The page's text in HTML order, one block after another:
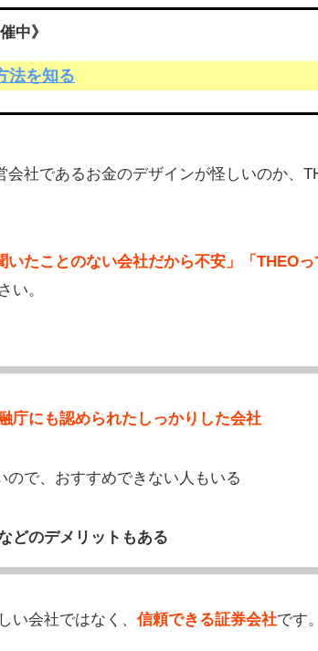
中》
法を知る
会社であるお金のデザインが怪しいのか、
いたことのない会社だから不安」「THEOっ
い。
庁にも認められたしっかりした会社
ので、おすすめできない人もいる
どのデメリットもある
い会社ではなく、 信頼できる証券会社です。